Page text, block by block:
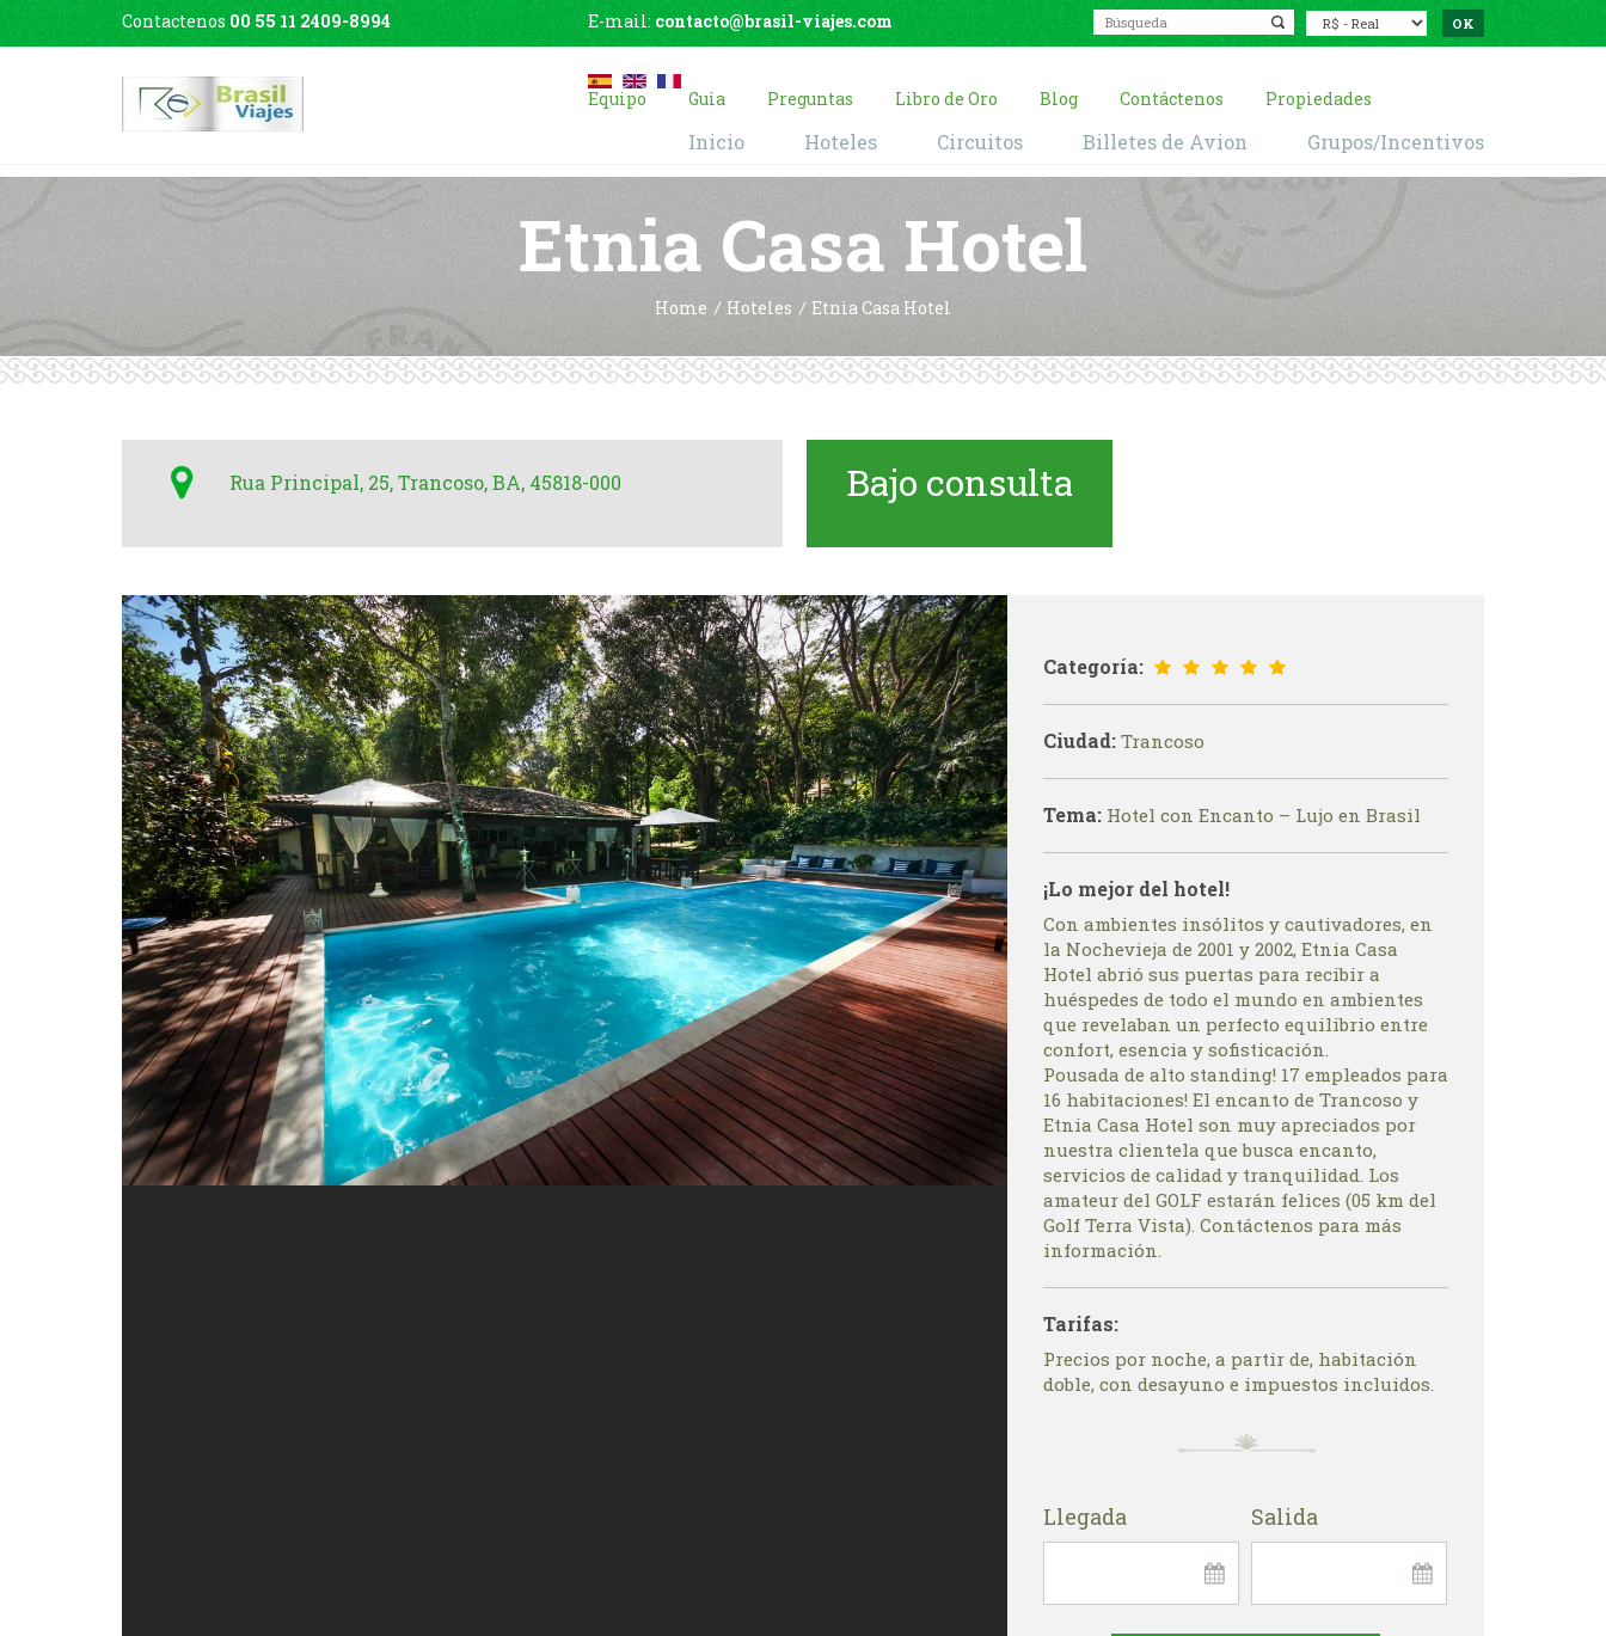
Contactenos 00 55 11 2409-8994 E-mail: contacto@brasil-viajes.com
Equipo Guia Preguntas Libro de Oro Blog Contáctenos Propiedades
Inicio Hoteles Circuitos Billetes de Avion Grupos/Incentivos
Etnia Casa Hotel
Home Hoteles Etnia Casa Hotel
Rua Principal, 25, Trancoso, BA, 45818-000 Bajo consulta
Categoría:
Ciudad: Trancoso
Tema: Hotel con Encanto – Lujo en Brasil
¡Lo mejor del hotel!
Con ambientes insólitos y cautivadores, en
la Nochevieja de 2001 y 2002, Etnia Casa
Hotel abrió sus puertas para recibir a
huéspedes de todo el mundo en ambientes
que revelaban un perfecto equilibrio entre
confort, esencia y sofisticación.
Pousada de alto standing! 17 empleados para
16 habitaciones! El encanto de Trancoso y
Etnia Casa Hotel son muy apreciados por
nuestra clientela que busca encanto,
servicios de calidad y tranquilidad. Los
amateur del GOLF estarán felices (05 km del
Golf Terra Vista). Contáctenos para más
información.
Tarifas:
Precios por noche, a partir de, habitación
doble, con desayuno e impuestos incluidos.
Llegada Salida